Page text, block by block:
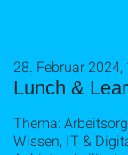
Lunch &
28. Februar 2024,
Thema:
Wissen, IT &